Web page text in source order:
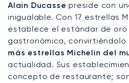
Alain Ducasse preside con
inigualable. Con 17 estrellas
establece el estándar de oro
gastronómica, convirtiéndolo
más estrellas Michelin del
actualidad. Sus
concepto de restaurante;